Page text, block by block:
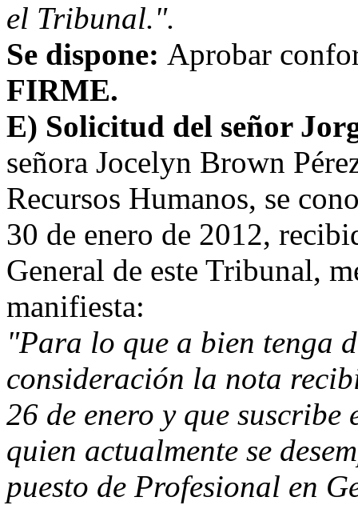
el Tribunal.".
Se dispone: Aprobar
FIRME.
E) Solicitud del señor
señora Jocelyn Brown
Recursos Humanos, se
30 de enero de 2012,
General de este Tribunal,
manifiesta:
"Para lo que a bien tenga
consideración la nota
26 de enero y que
quien actualmente se
puesto de Profesional en